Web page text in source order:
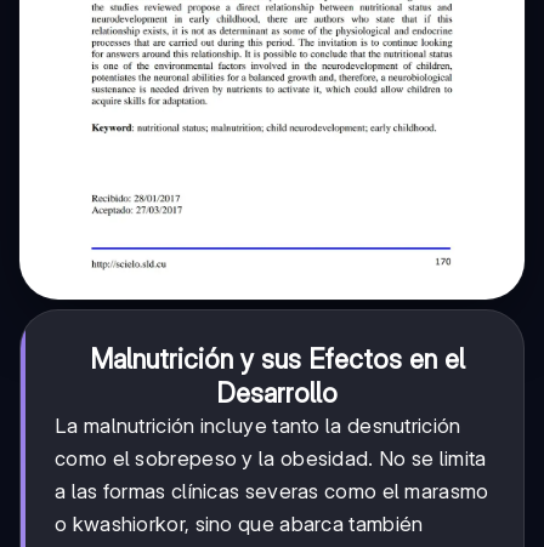
Malnutrición y sus Efectos en el
Desarrollo
La malnutrición incluye tanto la desnutrición
como el sobrepeso y la obesidad. No se limita
a las formas clínicas severas como el marasmo
o kwashiorkor, sino que abarca también